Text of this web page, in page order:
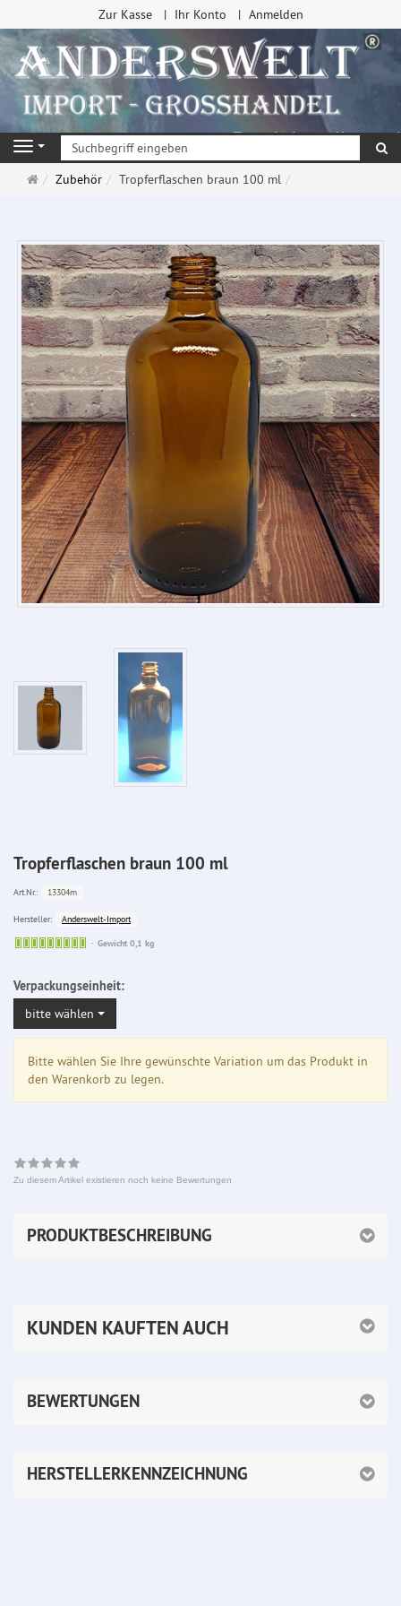
Zur Kasse Ihr Konto Anmelden
Navigation
Startseite
Zubehör Tropferflaschen braun 100 ml
Tropferflaschen braun 100 ml
Art.Nr.: 13304m
Hersteller:
Anderswelt-Import
Sofort
Gewicht 0,1 kg
Verpackungseinheit:
bitte wählen
Bitte wählen Sie Ihre gewünschte Variation um das Produkt in
den Warenkorb zu legen.
Zu diesem Artikel existieren noch keine Bewertungen
PRODUKTBESCHREIBUNG
KUNDEN KAUFTEN AUCH
BEWERTUNGEN
HERSTELLERKENNZEICHNUNG